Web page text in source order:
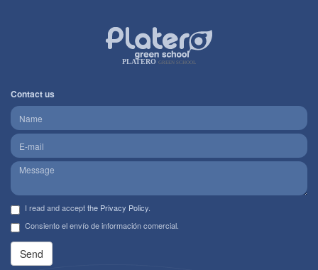
PLATERO GREEN SCHOOL
Contact us
I read and acceptthe Privacy Policy
Consiento el envío de información comercial.
Send